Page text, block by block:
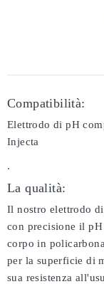
Compatibilità:
Elettrodo di pH
Injecta
.
La qualità:
Il nostro elettrodo
con precisione il
corpo in
per la superficie di
sua resistenza